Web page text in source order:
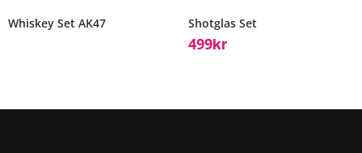
Whiskey Set AK47 Shotglas Set
499Kr